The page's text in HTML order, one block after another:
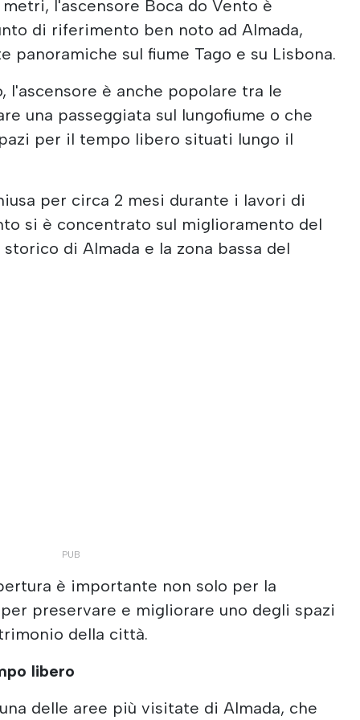
l'ascensore Boca do Vento è
di riferimento ben noto ad Almada,
panoramiche sul fiume Tago e su Lisbona.
l'ascensore è anche popolare tra le
una passeggiata sul lungofiume o che
per il tempo libero situati lungo il
per circa 2 mesi durante i lavori di
si è concentrato sul miglioramento del
di Almada e la zona bassa del
è importante non solo per la
preservare e migliorare uno degli spazi
della città.
libero
delle aree più visitate di Almada, che